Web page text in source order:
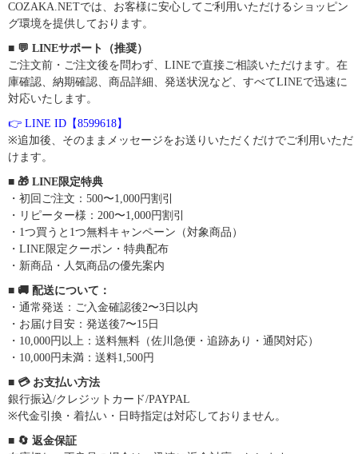
COZAKA.NETでは、お客様に安心してご利用いただけるショッピン
グ環境を提供しております。
■ 💬 LINEサポート（推奨）
ご注文前・ご注文後を問わず、LINEで直接ご相談いただけます。在
庫確認、納期確認、商品詳細、発送状況など、すべてLINEで迅速に
対応いたします。
👉 LINE ID【8599618】
※追加後、そのままメッセージをお送りいただくだけでご利用いただ
けます。
■ 🎁 LINE限定特典
・初回ご注文：500〜1,000円割引
・リピーター様：200〜1,000円割引
・1つ買うと1つ無料キャンペーン（対象商品）
・LINE限定クーポン・特典配布
・新商品・人気商品の優先案内
■ 🚚 配送について：
・通常発送：ご入金確認後2〜3日以内
・お届け目安：発送後7〜15日
・10,000円以上：送料無料（佐川急便・追跡あり・通関対応）
・10,000円未満：送料1,500円
■ 💳 お支払い方法
銀行振込/クレジットカード/PAYPAL
※代金引換・着払い・日時指定は対応しておりません。
■ 🔄 返金保証